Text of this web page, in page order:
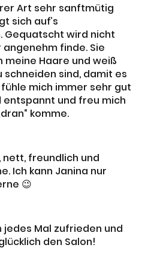
Art sehr sanftmütig
sich auf’s
Gequatscht wird nicht
angenehm finde. Sie
meine Haare und weiß
schneiden sind, damit es
mich immer sehr gut
und freu mich
komme.
freundlich und
Ich kann Janina nur
😉
jedes Mal zufrieden und
den Salon!